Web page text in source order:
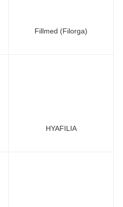
Fillmed (Filorga)
HYAFILIA